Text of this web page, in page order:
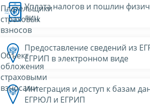
Плательщики
страховых
взносов
Объект
обложения
страховыми
взносами
Уплата налогов и пошлин
лиц
Предоставление сведений из
ЕГРИП в электронном виде
Интеграция и доступ к базам
ЕГРЮЛ и ЕГРИП